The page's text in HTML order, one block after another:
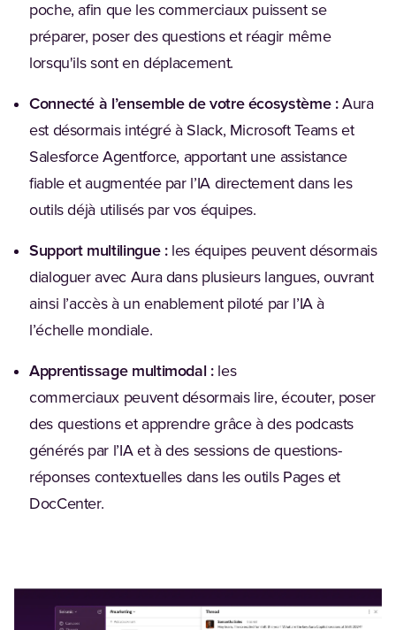
poche, afin que les commerciaux puissent se
préparer, poser des questions et réagir même
lorsqu'ils sont en déplacement.
Connecté à l’ensemble de votre écosystème :Aura
est désormais intégré à Slack, Microsoft Teams et
Salesforce Agentforce, apportant une assistance
fiable et augmentée par l’IA directement dans les
outils déjà utilisés par vos équipes.
Support multilingue : les équipes peuvent désormais
dialoguer avec Aura dans plusieurs langues, ouvrant
ainsi l’accès à un enablement piloté par l’IA à
l’échelle mondiale.
Apprentissage multimodal : les
commerciaux peuvent désormais lire, écouter, poser
des questions et apprendre grâce à des podcasts
générés par l’IA et à des sessions de questions-
réponses contextuelles dans les outils Pages et
DocCenter.